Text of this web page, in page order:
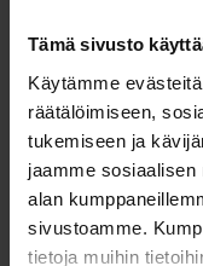
Tämä sivusto
Käytämme
räätälöimiseen,
tukemiseen ja
jaamme
alan
sivustoamme.
tietoja muihin
***
1) Financial
“The rise of
financial crisis —
takana)